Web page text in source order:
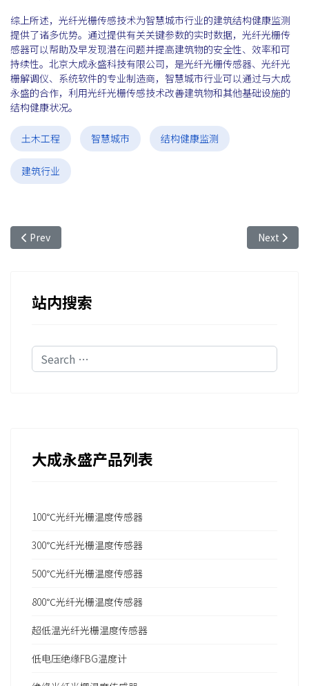
综上所述，光纤光栅传感技术为智慧城市行业的建筑结构健康监测
提供了诸多优势。通过提供有关关键参数的实时数据，光纤光栅传
感器可以帮助及早发现潜在问题并提高建筑物的安全性、效率和可
持续性。北京大成永盛科技有限公司，是光纤光栅传感器、光纤光
栅解调仪、系统软件的专业制造商，智慧城市行业可以通过与大成
永盛的合作，利用光纤光栅传感技术改善建筑物和其他基础设施的
结构健康状况。
土木工程 智慧城市 结构健康监测
建筑行业
Previous article: 光纤光栅传感技术对于城市道路进行结构健康监
Prev Next
Next
站内搜索
Search
大成永盛产品列表
100℃光纤光栅温度传感器
300℃光纤光栅温度传感器
500℃光纤光栅温度传感器
800℃光纤光栅温度传感器
超低温光纤光栅温度传感器
低电压绝缘FBG温度计